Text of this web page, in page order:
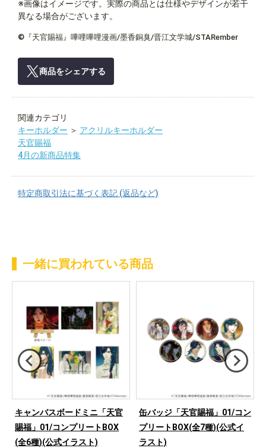
※画像はイメージです。実際の商品とは仕様やデザインが若干
異なる場合がございます。
©『天官賜福』嗶哩嗶哩漫画/墨香銅臭/晋江文学城/STARember
商品をシェアする
関連カテゴリ
キーホルダー ＞ アクリルキーホルダー
天官賜福
4月の新商品特集
特定商取引法に基づく表記 (返品など)
一緒に買われている商品
キャンバスボードミニ「天官
賜福」01/コンプリートBOX
(全6種)(公式イラスト)
缶バッジ「天官賜福」01/コン
プリートBOX(全7種)(公式イ
ラスト)